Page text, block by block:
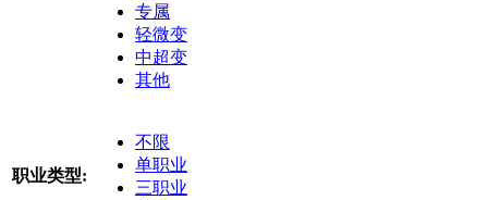
专属
轻微变
中超变
其他
职业类型:
不限
单职业
三职业